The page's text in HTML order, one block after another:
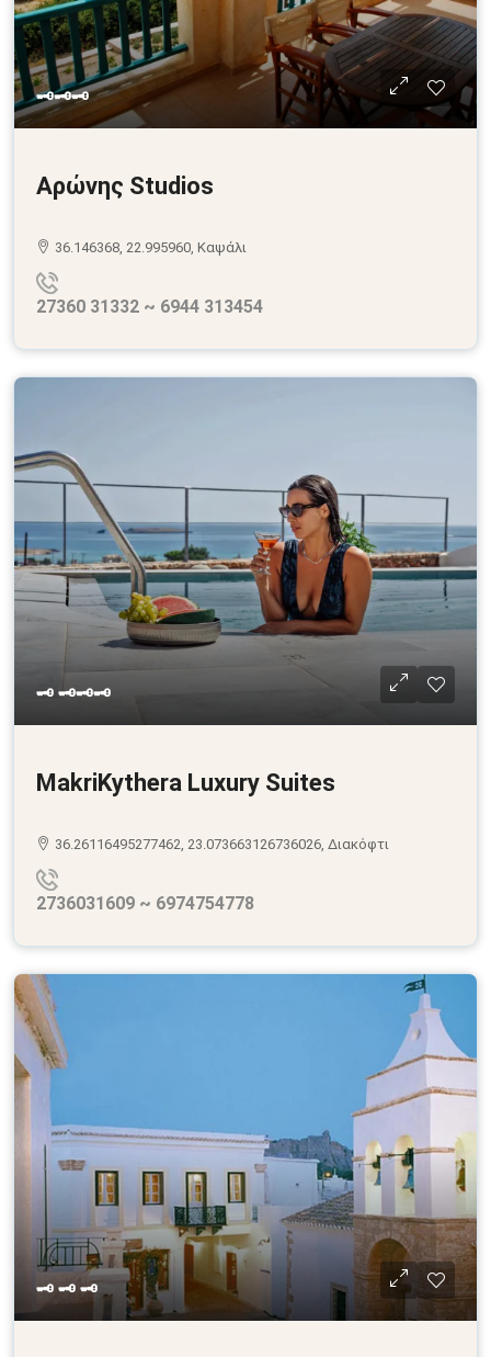
🗝🗝🗝
Αρώνης Studios
36.146368, 22.995960, Καψάλι
27360 31332 ~ 6944 313454
🗝 🗝🗝🗝
MakriKythera Luxury Suites
36.26116495277462, 23.073663126736026, Διακόφτι
2736031609 ~ 6974754778
🗝 🗝 🗝